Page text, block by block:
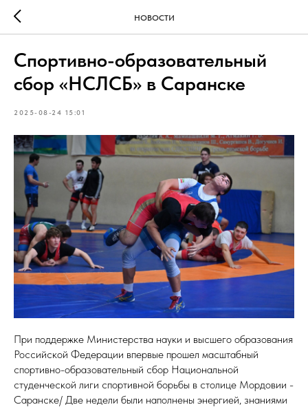
НОВОСТИ
Спортивно-образовательный
сбор «НСЛСБ» в Саранске
2025-08-24 15:01
При поддержке Министерства науки и высшего образования
Российской Федерации впервые прошел масштабный
спортивно-образовательный сбор Национальной
студенческой лиги спортивной борьбы в столице Мордовии -
Саранске/ Две недели были наполнены энергией, знаниями